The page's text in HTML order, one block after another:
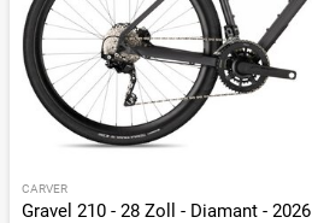
CARVER
Gravel 210 - 28 Zoll - Diamant - 2026